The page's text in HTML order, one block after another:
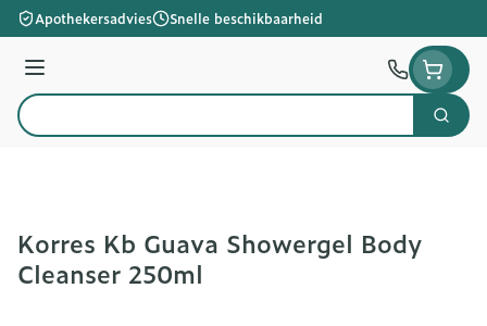
Ga naar de inhoud
Apothekersadvies Snelle beschikbaarheid
Menu
Product, merk, categorie...
Zoek
Korres Kb Guava Showergel Body
Cleanser 250ml